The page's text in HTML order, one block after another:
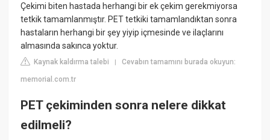
Çekimi biten hastada herhangi bir ek çekim gerekmiyorsa
tetkik tamamlanmıştır. PET tetkiki tamamlandıktan sonra
hastaların herhangi bir şey yiyip içmesinde ve ilaçlarını
almasında sakınca yoktur.
Kaynak kaldırma talebi |Cevabın tamamını burada okuyun:
memorial.com.tr
PET çekiminden sonra nelere dikkat
edilmeli?